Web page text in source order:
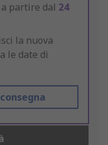
partire dal 24
la nuova
le date di